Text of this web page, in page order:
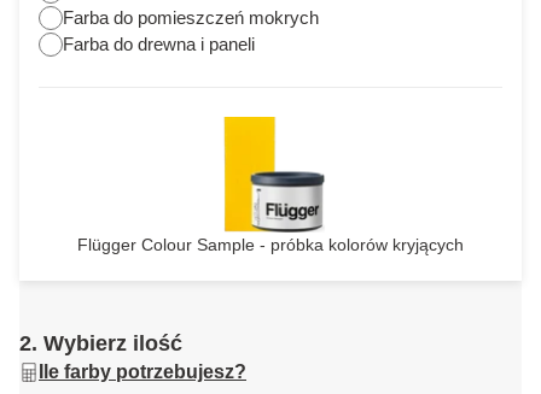
Farba do pomieszczeń mokrych
Farba do drewna i paneli
Flügger Colour Sample - próbka kolorów kryjących
2. Wybierz ilość
Ile farby potrzebujesz?